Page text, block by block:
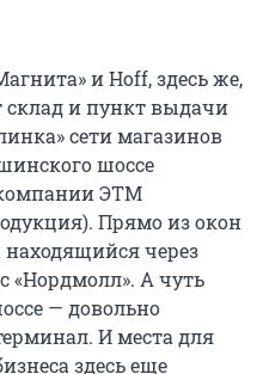
и Hoff, здесь же,
склад и пункт выдачи
сети магазинов
шоссе
ЭТМ
Прямо из окон
через
«Нордмолл». А чуть
— довольно
И места для
здесь еще